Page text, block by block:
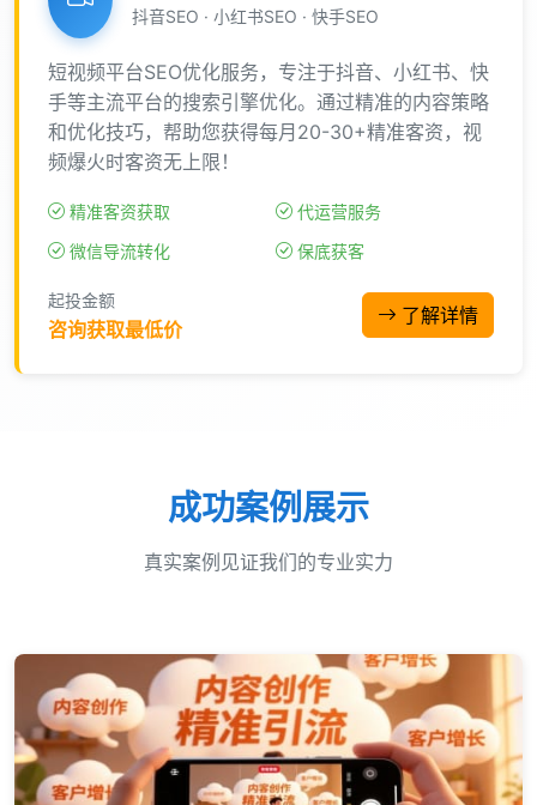
抖音SEO · 小红书SEO · 快手SEO
短视频平台SEO优化服务，专注于抖音、小红书、快
手等主流平台的搜索引擎优化。通过精准的内容策略
和优化技巧，帮助您获得每月20-30+精准客资，视
频爆火时客资无上限！
精准客资获取
代运营服务
微信导流转化
保底获客
起投金额
咨询获取最低价
了解详情
成功案例展示
真实案例见证我们的专业实力